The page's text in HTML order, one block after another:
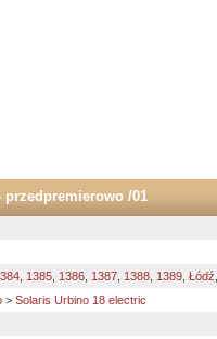
/01
1385 1386 1387 1388 1389 Łódź
> Solaris Urbino 18 electric